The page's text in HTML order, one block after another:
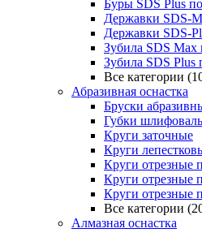
Буры SDS Plus
Державки SDS-
Державки SDS-
Зубила SDS Mах
Зубила SDS Plus
Все категории
Абразивная оснастка
Бруски
Губки
Круги заточные
Круги
Круги отрезные
Круги отрезные
Круги отрезные
Все категории
Алмазная оснастка